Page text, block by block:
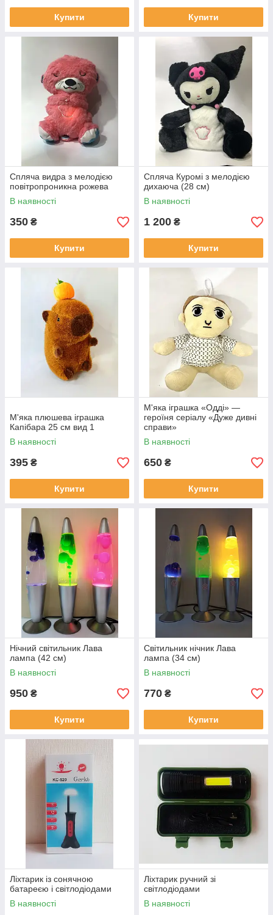
Купити Купити
Спляча видра з мелодією
повітропроникна рожева
В наявності
350 ₴
Купити
Спляча Куромі з мелодією
дихаюча (28 см)
В наявності
1 200 ₴
Купити
М'яка плюшева іграшка
Капібара 25 см вид 1
В наявності
395 ₴
Купити
М'яка іграшка «Одді» —
героїня серіалу «Дуже дивні
справи»
В наявності
650 ₴
Купити
Нічний світильник Лава
лампа (42 см)
В наявності
950 ₴
Купити
Світильник нічник Лава
лампа (34 см)
В наявності
770 ₴
Купити
Ліхтарик із сонячною
батареєю і світлодіодами
В наявності
Ліхтарик ручний зі
світлодіодами
В наявності